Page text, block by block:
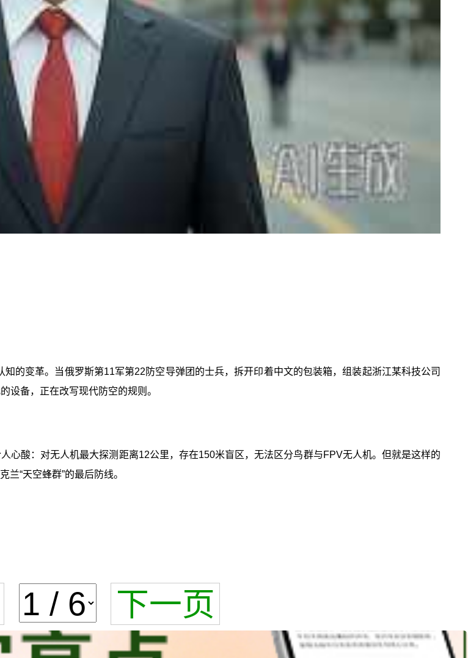
的变革。当俄罗斯第11军第22防空导弹团的士兵，拆开印着中文的包装箱，组装起浙江某科技公司
设备，正在改写现代防空的规则。
心酸：对无人机最大探测距离12公里，存在150米盲区，无法区分鸟群与FPV无人机。但就是这样的
“天空蜂群”的最后防线。
下一页